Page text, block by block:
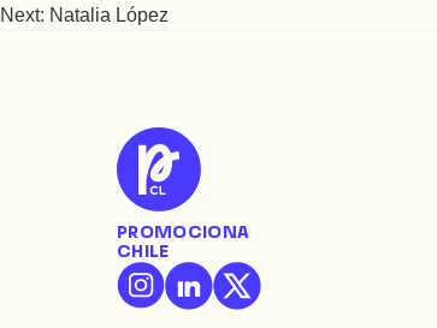
Next: Natalia López
PROMOCIONA
CHILE